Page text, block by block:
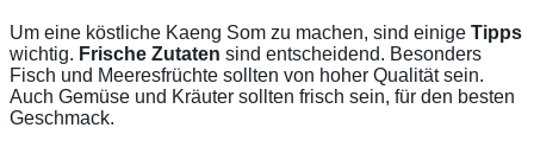
Um eine köstliche Kaeng Som zu machen, sind einige Tipps
wichtig. Frische Zutaten sind entscheidend. Besonders
Fisch und Meeresfrüchte sollten von hoher Qualität sein.
Auch Gemüse und Kräuter sollten frisch sein, für den besten
Geschmack.